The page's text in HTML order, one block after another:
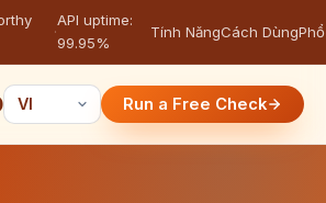
·
API uptime:
99.95%
Tính NăngCách Dùng
Run a Free Check